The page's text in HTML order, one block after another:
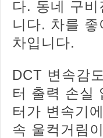
다. 동네 구
니다. 차를
차입니다.
DCT 변속감
터 출력 손실
터가 변속기
속 울컥거림